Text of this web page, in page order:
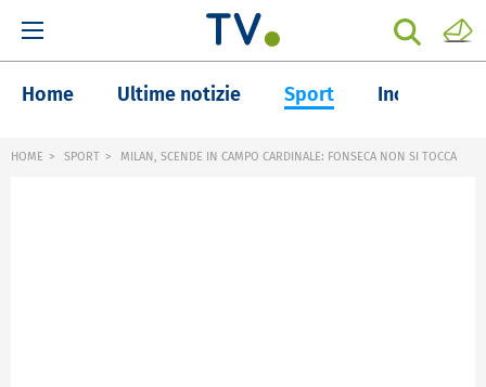
Home Ultime notizie Sport Inchieste
HOME SPORT MILAN, SCENDE IN CAMPO CARDINALE: FONSECA NON SI TOCCA